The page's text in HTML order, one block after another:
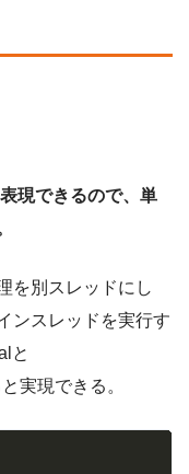
現できるので、単
を別スレッドにし
ンスレッドを実行す
と
実現できる。